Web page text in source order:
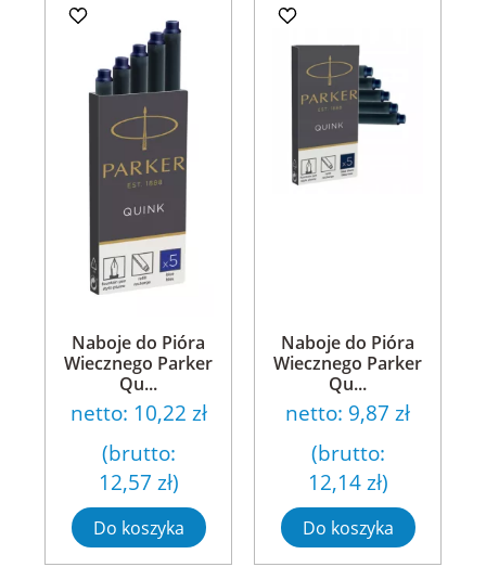
Naboje do Pióra
Wiecznego Parker
Qu...
netto: 10,22 zł
(brutto:
12,57 zł)
Do koszyka
Naboje do Pióra
Wiecznego Parker
Qu...
netto: 9,87 zł
(brutto:
12,14 zł)
Do koszyka